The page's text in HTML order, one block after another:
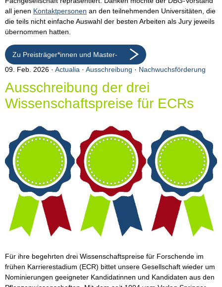
all jenen Kontaktpersonen an den teilnehmenden Universitäten, die
die teils nicht einfache Auswahl der besten Arbeiten als Jury jeweils
übernommen hatten.
Zu Preisträger*innen und Master-
Arbeiten
09. Feb. 2026 Actualia · Ausschreibung · Nachwuchsförderung
Ausschreibung der drei
Wissenschaftspreise für ECRs
Für ihre begehrten drei Wissenschaftspreise für Forschende im
frühen Karrierestadium (ECR) bittet unsere Gesellschaft wieder um
Nominierungen geeigneter Kandidatinnen und Kandidaten aus den